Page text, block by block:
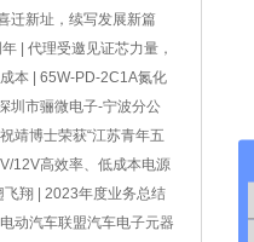
迁新址，续写发展新篇
| 代理受邀见证芯力量，
本 | 65W-PD-2C1A氮化
圳市骊微电子-宁波分公
靖博士荣获“江苏青年五
12V高效率、低成本电源
翔 | 2023年度业务总结
动汽车联盟汽车电子元器